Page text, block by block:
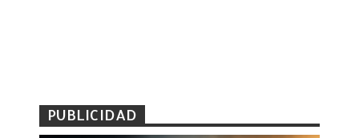
PUBLICIDAD